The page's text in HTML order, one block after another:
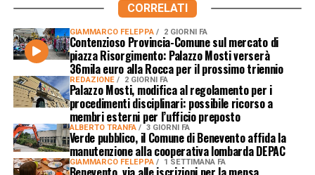
CORRELATI
GIAMMARCO FELEPPA 2 GIORNI FA
Contenzioso Provincia-Comune sul mercato di
piazza Risorgimento: Palazzo Mosti verserà
36mila euro alla Rocca per il prossimo triennio
REDAZIONE 2 GIORNI FA
Palazzo Mosti, modifica al regolamento per i
procedimenti disciplinari: possibile ricorso a
membri esterni per l’ufficio preposto
ALBERTO TRANFA 3 GIORNI FA
Verde pubblico, il Comune di Benevento affida la
manutenzione alla cooperativa lombarda DEPAC
GIAMMARCO FELEPPA 1 SETTIMANA FA